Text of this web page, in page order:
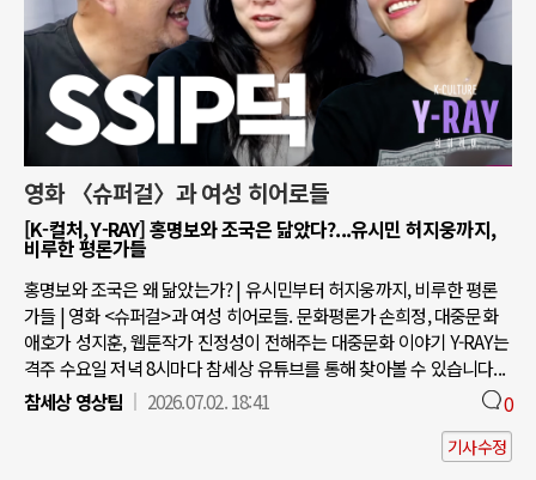
영화 〈슈퍼걸〉과 여성 히어로들
[K-컬처, Y-RAY] 홍명보와 조국은 닮았다?...유시민 허지웅까지,
비루한 평론가들
홍명보와 조국은 왜 닮았는가? | 유시민부터 허지웅까지, 비루한 평론
가들 | 영화 <슈퍼걸>과 여성 히어로들. 문화평론가 손희정, 대중문화
애호가 성지훈, 웹툰작가 진정성이 전해주는 대중문화 이야기 Y-RAY는
격주 수요일 저녁 8시마다 참세상 유튜브를 통해 찾아볼 수 있습니다...
참세상 영상팀
2026.07.02. 18:41 0
기사수정